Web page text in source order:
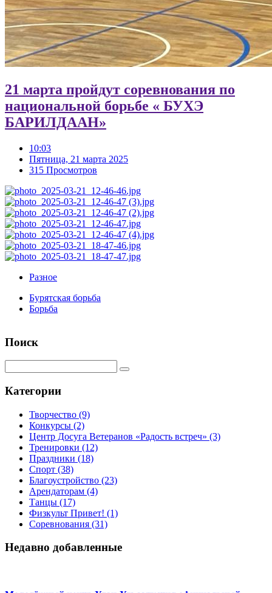
21 марта пройдут соревнования по
национальной борьбе « БУХЭ
БАРИЛДААН»
10:03
Пятница, 21 марта 2025
315 Просмотров
Разное
Бурятская борьба
Борьба
Поиск
Категории
Творчество (9)
Конкурсы (2)
Центр Досуга Ветеранов «Радость встреч» (3)
Тренировки (12)
Праздники (18)
Спорт (38)
Благоустройство (23)
Арендаторам (4)
Танцы (17)
Физкульт Привет! (1)
Соревнования (31)
Недавно добавленные